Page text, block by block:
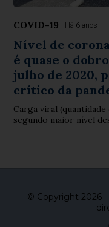
COVID-19 Há 6 anos
Nível de
é quase o
julho de 2020,
crítico da
Carga viral
segundo maior nível
© Copyright 2026 -